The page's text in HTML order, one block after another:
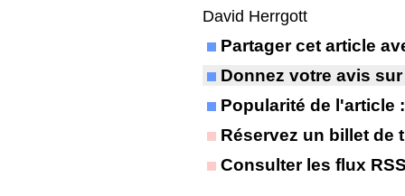
David Herrgott
Partager cet article
Donnez votre avis
Popularité de l'article
Réservez un billet de
Consulter les flux